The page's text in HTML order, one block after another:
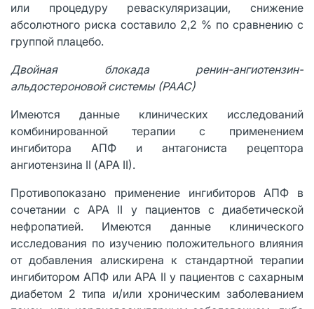
или процедуру реваскуляризации, снижение
абсолютного риска составило 2,2 % по сравнению с
группой плацебо.
Двойная блокада ренин-ангиотензин-
альдостероновой системы (РААС)
Имеются данные клинических исследований
комбинированной терапии с применением
ингибитора АПФ и антагониста рецептора
ангиотензина II (АРА II).
Противопоказано применение ингибиторов АПФ в
сочетании с АРА II у пациентов с диабетической
нефропатией. Имеются данные клинического
исследования по изучению положительного влияния
от добавления алискирена к стандартной терапии
ингибитором АПФ или АРА II у пациентов с сахарным
диабетом 2 типа и/или хроническим заболеванием